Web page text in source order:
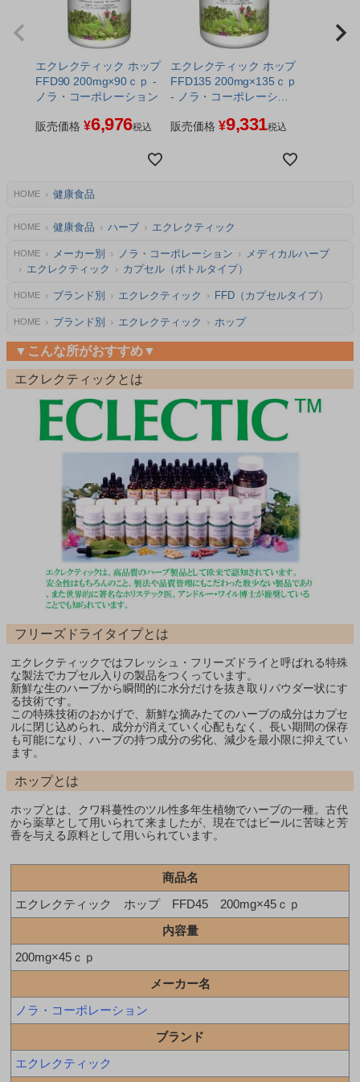
エクレクティック ホップ
FFD90 200mg×90ｃｐ -
ノラ・コーポレーション
販売価格 ¥6,976税込
エクレクティック ホップ
FFD135 200mg×135ｃｐ
- ノラ・コーポレーショ
販売価格 ¥9,331税込
HOME 健康食品
HOME 健康食品 ハーブ エクレクティック
HOME メーカー別 ノラ・コーポレーション
メディカルハーブ
エクレクティック
カプセル（ボトルタイプ）
HOME ブランド別 エクレクティック FFD（カプセルタイプ）
HOME ブランド別 エクレクティック ホップ
▼こんな所がおすすめ▼
エクレクティックとは
フリーズドライタイプとは
エクレクティックではフレッシュ・フリーズドライと呼ばれる特殊
な製法でカプセル入りの製品をつくっています。
新鮮な生のハーブから瞬間的に水分だけを抜き取りパウダー状にす
る技術です。
この特殊技術のおかげで、新鮮な摘みたてのハーブの成分はカプセ
ルに閉じ込められ、成分が消えていく心配もなく、長い期間の保存
も可能になり、ハーブの持つ成分の劣化、減少を最小限に抑えてい
ます。
ホップとは
ホップとは、クワ科蔓性のツル性多年生植物でハーブの一種。古代
から薬草として用いられて来ましたが、現在ではビールに苦味と芳
香を与える原料として用いられています。
商品名
エクレクティック ホップ FFD45 200mg×45ｃｐ
内容量
200mg×45ｃｐ
メーカー名
ノラ・コーポレーション
ブランド
エクレクティック